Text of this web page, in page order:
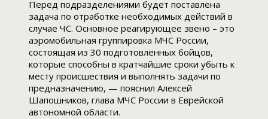
Перед подразделениями будет поставлена
задача по отработке необходимых действий в
случае ЧС. Основное реагирующее звено – это
аэромобильная группировка МЧС России,
состоящая из 30 подготовленных бойцов,
которые способны в кратчайшие сроки убыть к
месту происшествия и выполнять задачи по
предназначению, — пояснил Алексей
Шапошников, глава МЧС России в Еврейской
автономной области.